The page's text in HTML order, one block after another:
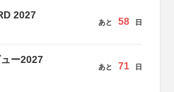
2027
あと 58 日
ー2027
あと 71 日